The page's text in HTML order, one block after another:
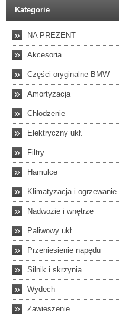
Kategorie
» NA PREZENT
» Akcesoria
» Części oryginalne BMW
» Amortyzacja
» Chłodzenie
» Elektryczny ukł.
» Filtry
» Hamulce
» Klimatyzacja i ogrzewanie
» Nadwozie i wnętrze
» Paliwowy ukł.
» Przeniesienie napędu
» Silnik i skrzynia
» Wydech
» Zawieszenie